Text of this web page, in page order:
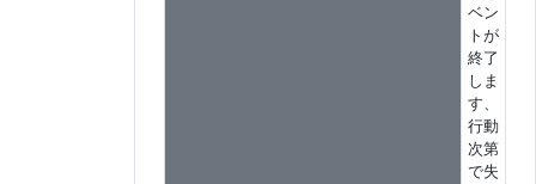
ベン
トが
終了
しま
す、
行動
次第
で失